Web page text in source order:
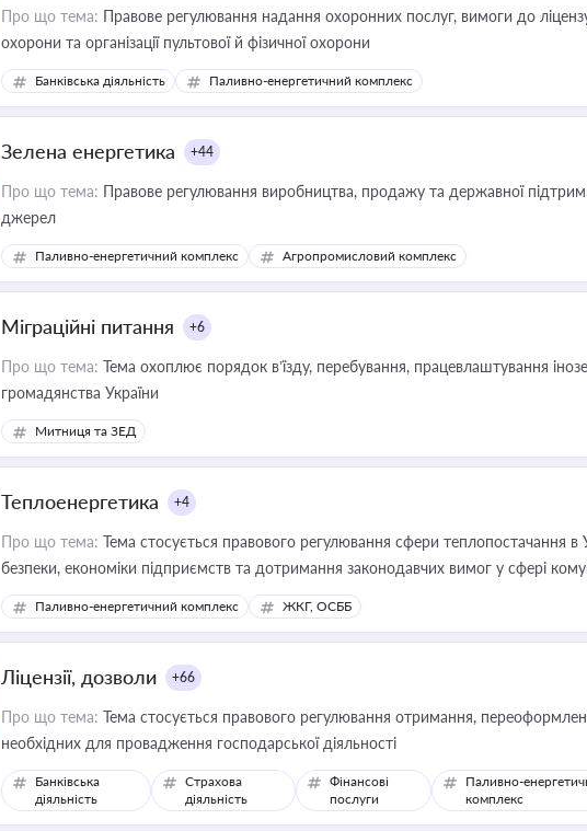
Про що тема: Правове регулювання надання охоронних послуг, вимоги до
охорони та організації пультової й фізичної охорони
Банківська діяльність Паливно-енергетичний комплекс
Зелена енергетика +44
Про що тема: Правове регулювання виробництва, продажу та державної
джерел
Паливно-енергетичний комплекс Агропромисловий комплекс
Міграційні питання +6
Про що тема: Тема охоплює порядок в’їзду, перебування, працевлаштування
громадянства України
Митниця та ЗЕД
Теплоенергетика +4
Про що тема: Тема стосується правового регулювання сфери теплопостачання
безпеки, економіки підприємств та дотримання законодавчих вимог у сфері
Паливно-енергетичний комплекс ЖКГ, ОСББ
Ліцензії, дозволи +66
Про що тема: Тема стосується правового регулювання отримання,
необхідних для провадження господарської діяльності
Банківська
діяльність
Страхова
діяльність
Фінансові
послуги
Паливно-
комплекс